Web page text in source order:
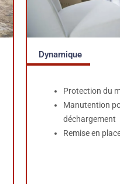
Dynamique
Protection du
Manutention
déchargement
Remise en